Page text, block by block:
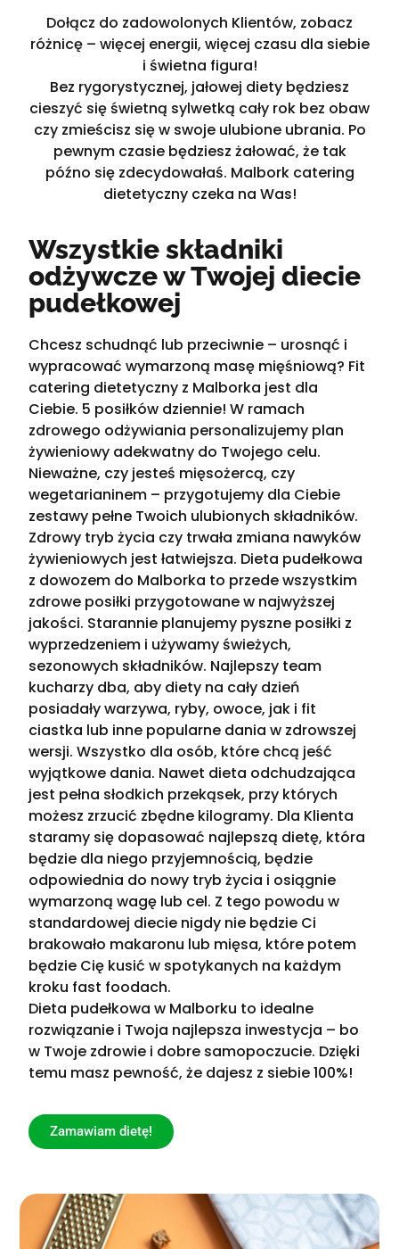
Dołącz do zadowolonych Klientów, zobacz
różnicę – więcej energii, więcej czasu dla siebie
i świetna figura!
Bez rygorystycznej, jałowej diety będziesz
cieszyć się świetną sylwetką cały rok bez obaw
czy zmieścisz się w swoje ulubione ubrania. Po
pewnym czasie będziesz żałować, że tak
późno się zdecydowałaś. Malbork catering
dietetyczny czeka na Was!
Wszystkie składniki
odżywcze w Twojej diecie
pudełkowej
Chcesz schudnąć lub przeciwnie – urosnąć i
wypracować wymarzoną masę mięśniową? Fit
catering dietetyczny z Malborka jest dla
Ciebie. 5 posiłków dziennie! W ramach
zdrowego odżywiania personalizujemy plan
żywieniowy adekwatny do Twojego celu.
Nieważne, czy jesteś mięsożercą, czy
wegetarianinem – przygotujemy dla Ciebie
zestawy pełne Twoich ulubionych składników.
Zdrowy tryb życia czy trwała zmiana nawyków
żywieniowych jest łatwiejsza. Dieta pudełkowa
z dowozem do Malborka to przede wszystkim
zdrowe posiłki przygotowane w najwyższej
jakości. Starannie planujemy pyszne posiłki z
wyprzedzeniem i używamy świeżych,
sezonowych składników. Najlepszy team
kucharzy dba, aby diety na cały dzień
posiadały warzywa, ryby, owoce, jak i fit
ciastka lub inne popularne dania w zdrowszej
wersji. Wszystko dla osób, które chcą jeść
wyjątkowe dania. Nawet dieta odchudzająca
jest pełna słodkich przekąsek, przy których
możesz zrzucić zbędne kilogramy. Dla Klienta
staramy się dopasować najlepszą dietę, która
będzie dla niego przyjemnością, będzie
odpowiednia do nowy tryb życia i osiągnie
wymarzoną wagę lub cel. Z tego powodu w
standardowej diecie nigdy nie będzie Ci
brakowało makaronu lub mięsa, które potem
będzie Cię kusić w spotykanych na każdym
kroku fast foodach.
Dieta pudełkowa w Malborku to idealne
rozwiązanie i Twoja najlepsza inwestycja – bo
w Twoje zdrowie i dobre samopoczucie. Dzięki
temu masz pewność, że dajesz z siebie 100%!
Zamawiam dietę!